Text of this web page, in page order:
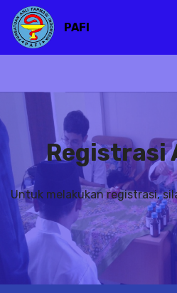
PAFI
Registrasi
Untuk melakukan registrasi,